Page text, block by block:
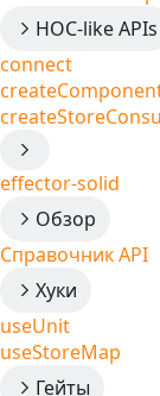
HOC-like APIs
connect
effector-solid
Обзор
Справочник API
Хуки
useUnit
useStoreMap
Гейты